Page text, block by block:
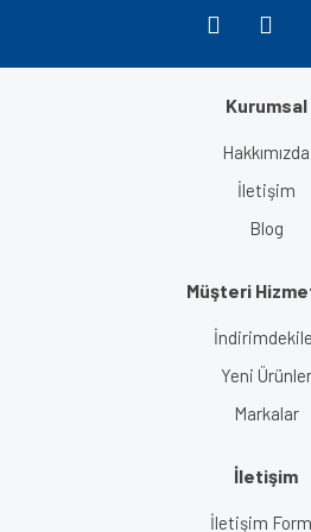
Gönder
Kurumsal
Hakkımızda
İletişim
Blog
Müşteri
Yeni Ürünler
Markalar
İletişim
İletişim